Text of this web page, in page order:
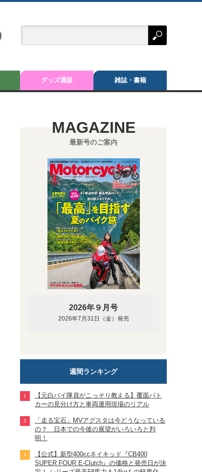
グッズ通販 雑誌・書籍
390 SMC R
MAGAZINE
最新号のご案内
2026年９月号
2026年7月31日（金）発売
週間ランキング
【元白バイ隊員がこっそり教える】覆面パト
カーの見分け方と車両運用現場のリアル
「走る宝石」MVアグスタは今どうなっている
の？ 日本での今後の展望がいろいろと判
明！
【公式】新型400ccネイキッド『CB400
SUPER FOUR E-Clutch』の価格と発売日が決